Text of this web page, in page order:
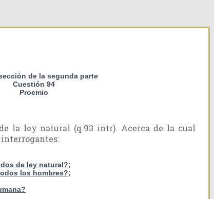
de la segunda parte
Cuestión 94
Proemio
la ley natural (q.93 intr). Acerca de la cual
interrogantes:
de ley natural?;
los hombres?;